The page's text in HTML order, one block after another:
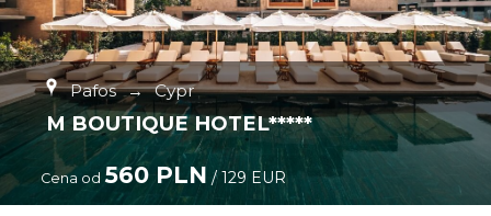
Pafos → Cypr
M BOUTIQUE HOTEL*****
Cena od 560 PLN / 129 EUR